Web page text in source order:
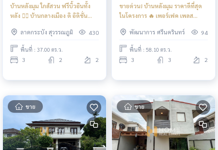
บ้านหลังมุม ใกล้สวน ฟรีบิ้วอินทั้ง
หลัง ❤️‍🔥 บ้านกลางเมือง ดิ อิดิชั่น
(ขาย), Baan Klang Muang The
Edition Rama 9 - Onnut / 3
Bedrooms (FOR SALE) FON109
ลาดกระบัง สุวรรณภูมิ 430
พื้นที่ : 37.00 ตร.ว.
3 2 2
ขายด่วน! บ้านหลังมุม ราคาดีที่สุด
ในโครงการ 🔥 เพอร์เฟค เพลส
นอน (ขาย), Perfect Place
Pattanakarn - Srinakarin / 3
Bedrooms (FOR SALE) FON329
พัฒนาการ ศรีนครินทร์ 94
พื้นที่ : 58.10 ตร.ว.
3 3 2
ขาย ขาย